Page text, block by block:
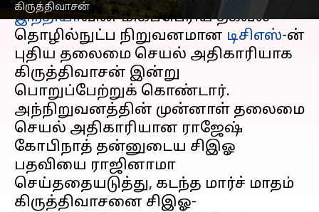
கிருத்திவாசன்
இந்தியாவின் மிகப்பெரிய தகவல்
தொழில்நுட்ப நிறுவனமான டிசிஎஸ்-ன்
புதிய தலைமை செயல் அதிகாரியாக
கிருத்திவாசன் இன்று
பொறுப்பேற்றுக் கொண்டார்.
அந்நிறுவனத்தின் முன்னாள் தலைமை
செயல் அதிகாரியான ராஜேஷ்
கோபிநாத் தன்னுடைய சிஇஓ
பதவியை ராஜினாமா
செய்ததையடுத்து, கடந்த மார்ச் மாதம்
கிருத்திவாசனை சிஇஓ-